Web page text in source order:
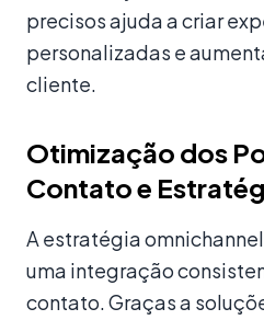
precisos ajuda a criar
personalizadas e
cliente.
Otimização dos
Contato e
A estratégia
uma integração
contato. Graças a